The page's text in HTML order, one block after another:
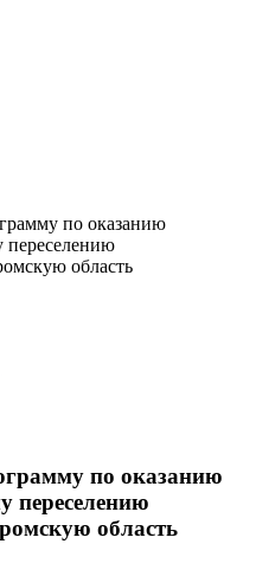
по оказанию
переселению
область
по оказанию
переселению
область